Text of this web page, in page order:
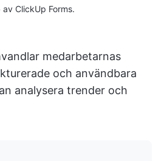
av ClickUp Forms.
medarbetarnas
och användbara
analysera trender och